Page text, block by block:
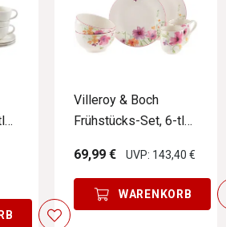
Villeroy & Boch
Frühstücks-Set, 6-tlg.
69,99 €
UVP: 143,40 €
WARENKORB